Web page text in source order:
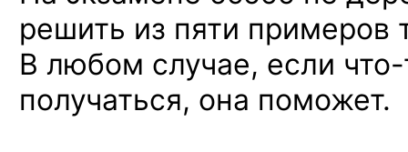
решить из пяти примеров
В любом случае, если
получаться, она поможет.